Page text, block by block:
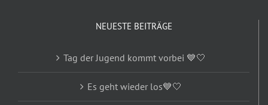
NEUESTE BEITRÄGE
Tag der Jugend kommt vorbei 💙🤍
Es geht wieder los💙🤍